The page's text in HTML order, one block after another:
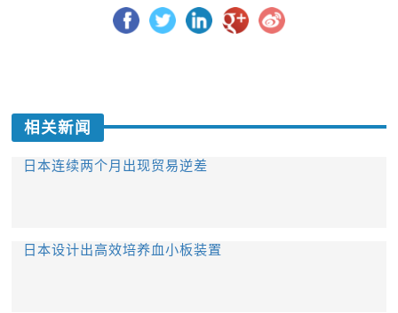
相关新闻
日本连续两个月出现贸易逆差
日本设计出高效培养血小板装置